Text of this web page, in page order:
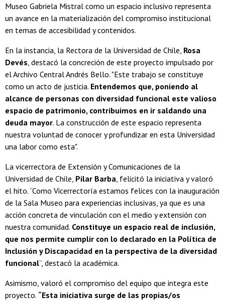
Museo Gabriela Mistral como un espacio inclusivo representa
un avance en la materialización del compromiso institucional
en temas de accesibilidad y contenidos.
En la instancia, la Rectora de la Universidad de Chile, Rosa
Devés, destacó la concreción de este proyecto impulsado por
el Archivo Central Andrés Bello. "Este trabajo se constituye
como un acto de justicia. Entendemos que, poniendo al
alcance de personas con diversidad funcional este valioso
espacio de patrimonio, contribuimos en ir saldando una
deuda mayor. La construcción de este espacio representa
nuestra voluntad de conocer y profundizar en esta Universidad
una labor como esta".
La vicerrectora de Extensión y Comunicaciones de la
Universidad de Chile, Pilar Barba, felicitó la iniciativa y valoró
el hito. “Como Vicerrectoría estamos felices con la inauguración
de la Sala Museo para experiencias inclusivas, ya que es una
acción concreta de vinculación con el medio y extensión con
nuestra comunidad. Constituye un espacio real de inclusión,
que nos permite cumplir con lo declarado en la Política de
Inclusión y Discapacidad en la perspectiva de la diversidad
funcional”, destacó la académica.
Asimismo, valoró el compromiso del equipo que integra este
proyecto. “Esta iniciativa surge de las propias/os